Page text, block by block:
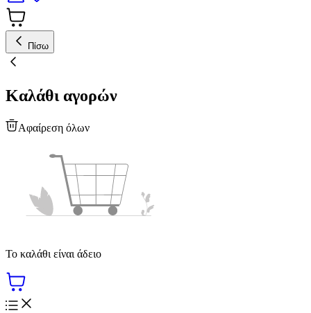
Πίσω
Καλάθι αγορών
Αφαίρεση όλων
Το καλάθι είναι άδειο